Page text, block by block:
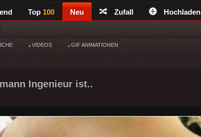
Top 100 Neu Zufall Hochladen
VIDEOS GIF ANIMATIONEN
Ingenieur ist..